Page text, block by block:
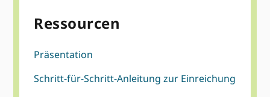
Ressourcen
Präsentation
Schritt-für-Schritt-Anleitung zur Einreichung